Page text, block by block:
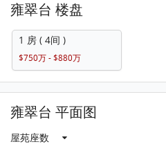
雍翠台 楼盘
1 房 ( 4间 )
$750万 - $880万
雍翠台 平面图
屋苑座数